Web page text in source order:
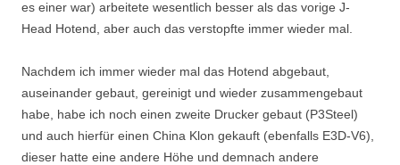
es einer war) arbeitete wesentlich besser als das vorige J-
Head Hotend, aber auch das verstopfte immer wieder mal.
Nachdem ich immer wieder mal das Hotend abgebaut,
auseinander gebaut, gereinigt und wieder zusammengebaut
habe, habe ich noch einen zweite Drucker gebaut (P3Steel)
und auch hierfür einen China Klon gekauft (ebenfalls E3D-V6),
dieser hatte eine andere Höhe und demnach andere